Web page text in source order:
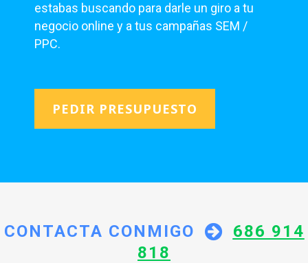
estabas buscando para darle un giro a tu
negocio online y a tus campañas SEM /
PPC.
PEDIR PRESUPUESTO
CONTACTA CONMIGO
686 914
818